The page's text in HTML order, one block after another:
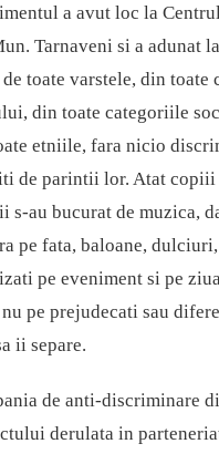
a avut loc la
Tarnaveni si a adunat
toate varstele, din toate
din toate categoriile
etniile, fara nicio
de parintii lor. Atat copiii
s-au bucurat de muzica,
pe fata, baloane, dulciuri,
pe eveniment si pe
pe prejudecati sau
ii separe.
de anti-discriminare
derulata in